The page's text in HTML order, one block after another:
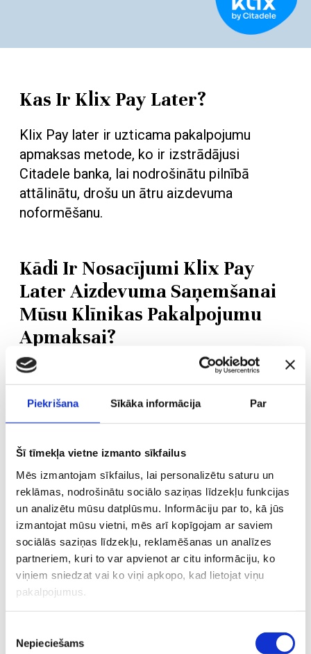
Piekrišana Sīkāka informācija Par
Šī tīmekļa vietne izmanto sīkfailus
Mēs izmantojam sīkfailus, lai personalizētu saturu un
reklāmas, nodrošinātu sociālo saziņas līdzekļu funkcijas
un analizētu mūsu datplūsmu. Informāciju par to, kā jūs
izmantojat mūsu vietni, mēs arī kopīgojam ar saviem
sociālās saziņas līdzekļu, reklamēšanas un analīzes
partneriem, kuri to var apvienot ar citu informāciju, ko
viņiem sniedzat vai ko viņi apkopo, kad lietojat viņu
pakalpojumus.
izvēle
Nepieciešams
Kas Ir Klix Pay Later?
Klix Pay later ir uzticama pakalpojumu
apmaksas metode, ko ir izstrādājusi
Citadele banka, lai nodrošinātu pilnībā
attālinātu, drošu un ātru aizdevuma
noformēšanu.
Kādi Ir Nosacījumi Klix Pay
Later Aizdevuma Saņemšanai
Mūsu Klīnikas Pakalpojumu
Apmaksai?
- Jums jābūt mūsu klīnikas pacientam;
- Jums jābūt Latvijas Republikas
pastāvīgajam iedzīvotājam;
- Jums jābūt pastāvīgiem ikmēneša
ienākumiem;
- Jums jābūt vecumā no 18 līdz 80 gadiem.
Kā Saņemt Tīkla Saiti, Lai
Pieteiktos Klix Pay Later?
pasta adresi